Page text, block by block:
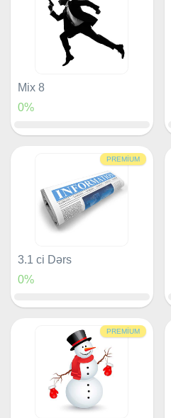
Mix 8
0%
PREMIUM
3.1 ci Dərs
0%
PREMIUM